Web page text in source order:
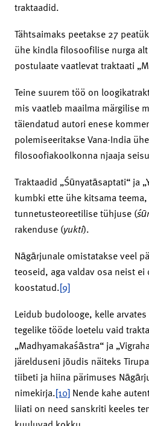
traktaadid.
Tähtsaimaks peetakse 27
ühe kindla filosoofilise nurga
postulaate vaatlevat traktaati
Teine suurem töö on
mis vaatleb maailma märgilise
täiendatud autori enese
polemiseeritakse Vana-India
filosoofiakoolkonna njaaja
Traktaadid „Śūnyatāsaptati“ ja
kumbki ette ühe kitsama
tunnetusteoreetilise tühjuse (śū
rakenduse (yukti).
Nāgārjunale omistatakse veel
teoseid, aga valdav osa neist
koostatud.[9]
Leidub budolooge, kelle
tegelike tööde loetelu vaid
„Madhyamakaśāstra“ ja
järelduseni jõudis näiteks
tiibeti ja hiina pärimuses
nimekirja.[10] Nende kahe
liiati on need sanskriti keeles